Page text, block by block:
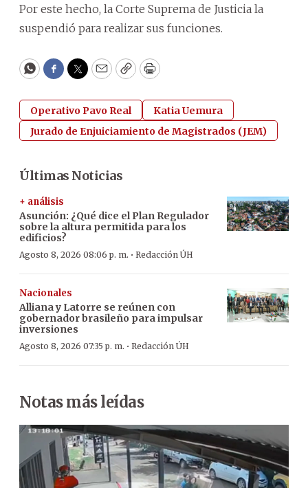
Por este hecho, la Corte Suprema de Justicia la
suspendió para realizar sus funciones.
WhatsApp
Facebook
Twitter
EmailCopyPrint
Operativo Pavo Real
Katia Uemura
Jurado de Enjuiciamiento de Magistrados (JEM)
Últimas Noticias
+ análisis
Asunción: ¿Qué dice el Plan Regulador
sobre la altura permitida para los
edificios?
Agosto 8, 2026 08:06 p. m. · Redacción ÚH
Nacionales
Alliana y Latorre se reúnen con
gobernador brasileño para impulsar
inversiones
Agosto 8, 2026 07:35 p. m. · Redacción ÚH
Notas más leídas